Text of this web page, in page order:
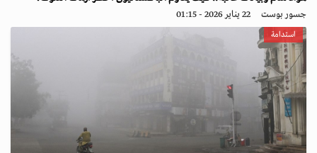
جسور بوست 22 يناير 2026 - 01:15
استدامة